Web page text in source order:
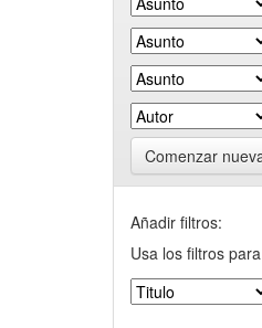
Comenzar
Añadir filtros:
Usa los filtros